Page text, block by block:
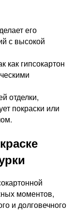
его
с высокой
как гипсокартон
отделки,
покраски или
моментов,
и долговечного